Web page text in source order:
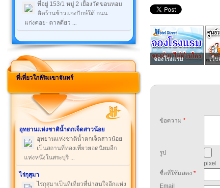
ที่อยู่ 153/1 หมู่ 2 เยื้องวัดขอนหอม
ติดร้านข้าวแกงปักษ์ใต้ ถนน
แก่งคอย- ตาลดี่ยว ...
ที่เที่ยวใกล้ริมเขาจันทร์
อุทยานแห่งชาติน้ำตกเจ็ดสาวน้อย
อุทยานแห่งชาติน้ำตกเจ็ดสาวน้อย
เป็นสถานที่ท่องเที่ยวยอดนิยมอีก
แห่งหนึ่งในสระบุรี ...
ไร่กุสุมา
ไร่กุสุมาเป็นที่เที่ยวที่น่าสนใจอีกแห่ง
จองโรงแรม เว็บ
ข้อความ *
รูป
pixel
ชื่อที่ใช้แสดง *
Email